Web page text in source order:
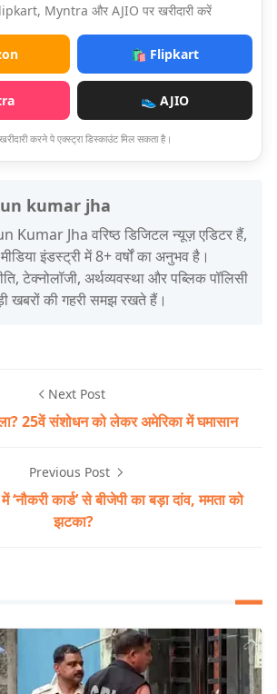
Myntra और AJIO पर खरीदारी करें
🛍️ Flipkart
👟 AJIO
करने पे एक्स्ट्रा डिस्काउंट मिल सकता है।
kumar jha
Kumar Jha वरिष्ठ डिजिटल न्यूज़ एडिटर हैं,
इंडस्ट्री में 8+ वर्षों का अनुभव है।
टेक्नोलॉजी, अर्थव्यवस्था और पब्लिक पॉलिसी
खबरों की गहरी समझ रखते हैं।
Next Post
25वें संशोधन को लेकर अमेरिका में घमासान
Previous Post
कार्ड’ से बीजेपी का बड़ा दांव, ममता को
झटका?